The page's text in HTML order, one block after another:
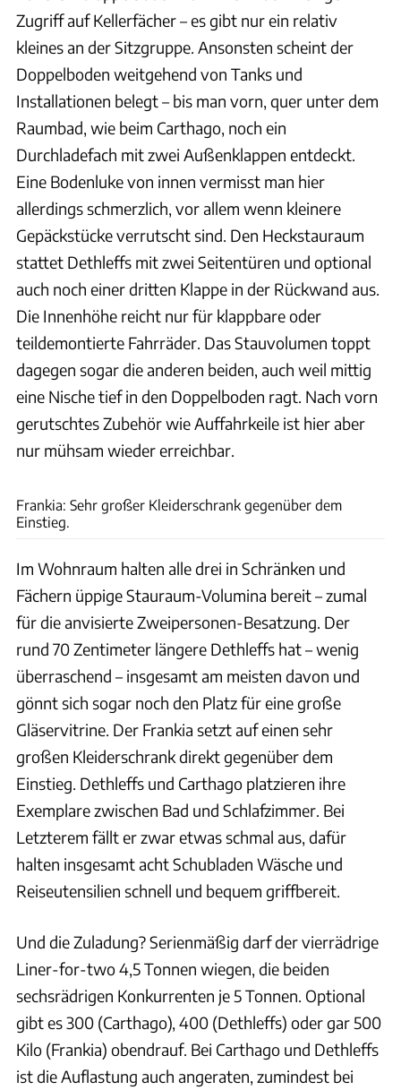
Zugriff auf Kellerfächer – es gibt nur ein relativ
kleines an der Sitzgruppe. Ansonsten scheint der
Doppelboden weitgehend von Tanks und
Installationen belegt – bis man vorn, quer unter dem
Raumbad, wie beim Carthago, noch ein
Durchladefach mit zwei Außenklappen entdeckt.
Eine Bodenluke von innen vermisst man hier
allerdings schmerzlich, vor allem wenn kleinere
Gepäckstücke verrutscht sind. Den Heckstauraum
stattet Dethleffs mit zwei Seitentüren und optional
auch noch einer dritten Klappe in der Rückwand aus.
Die Innenhöhe reicht nur für klappbare oder
teildemontierte Fahrräder. Das Stauvolumen toppt
dagegen sogar die anderen beiden, auch weil mittig
eine Nische tief in den Doppelboden ragt. Nach vorn
gerutschtes Zubehör wie Auffahrkeile ist hier aber
nur mühsam wieder erreichbar.
Frankia: Sehr großer Kleiderschrank gegenüber dem
Einstieg.
Im Wohnraum halten alle drei in Schränken und
Fächern üppige Stauraum-Volumina bereit – zumal
für die anvisierte Zweipersonen-Besatzung. Der
rund 70 Zentimeter längere Dethleffs hat – wenig
überraschend – insgesamt am meisten davon und
gönnt sich sogar noch den Platz für eine große
Gläservitrine. Der Frankia setzt auf einen sehr
großen Kleiderschrank direkt gegenüber dem
Einstieg. Dethleffs und Carthago platzieren ihre
Exemplare zwischen Bad und Schlafzimmer. Bei
Letzterem fällt er zwar etwas schmal aus, dafür
halten insgesamt acht Schubladen Wäsche und
Reiseutensilien schnell und bequem griffbereit.
Und die Zuladung? Serienmäßig darf der vierrädrige
Liner-for-two 4,5 Tonnen wiegen, die beiden
sechsrädrigen Konkurrenten je 5 Tonnen. Optional
gibt es 300 (Carthago), 400 (Dethleffs) oder gar 500
Kilo (Frankia) obendrauf. Bei Carthago und Dethleffs
ist die Auflastung auch angeraten, zumindest bei